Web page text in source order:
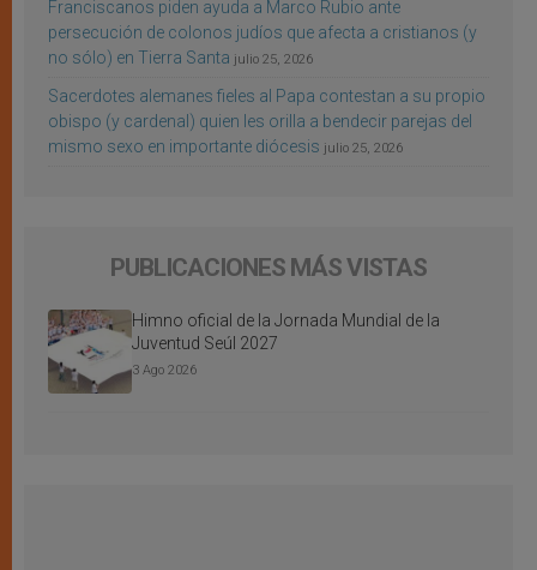
Franciscanos piden ayuda a Marco Rubio ante
persecución de colonos judíos que afecta a cristianos (y
no sólo) en Tierra Santa julio 25, 2026
Sacerdotes alemanes fieles al Papa contestan a su propio
obispo (y cardenal) quien les orilla a bendecir parejas del
mismo sexo en importante diócesis julio 25, 2026
PUBLICACIONES MÁS VISTAS
Himno oficial de la Jornada Mundial de la
Juventud Seúl 2027
3 Ago 2026